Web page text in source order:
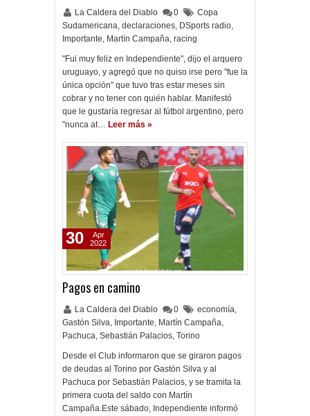
La Caldera del Diablo 0
Copa
Sudamericana, declaraciones, DSports radio,
Importante, Martín Campaña, racing
"Fui muy feliz en Independiente", dijo el arquero
uruguayo, y agregó que no quiso irse pero "fue la
única opción" que tuvo tras estar meses sin
cobrar y no tener con quién hablar. Manifestó
que le gustaría regresar al fútbol argentino, pero
"nunca at… Leer más »
Pagos en camino
La Caldera del Diablo 0 economía,
Gastón Silva, Importante, Martín Campaña,
Pachuca, Sebastián Palacios, Torino
Desde el Club informaron que se giraron pagos
de deudas al Torino por Gastón Silva y al
Pachuca por Sebastián Palacios, y se tramita la
primera cuota del saldo con Martín
Campaña.Este sábado, Independiente informó
30
Apr
2022